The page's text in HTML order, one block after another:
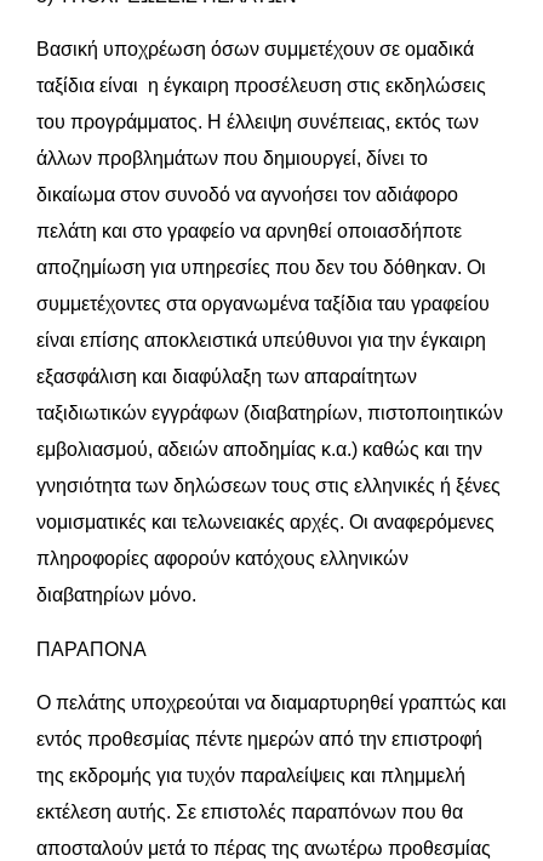
Βασική υποχρέωση όσων συμμετέχουν σε ομαδικά
ταξίδια είναι η έγκαιρη προσέλευση στις εκδηλώσεις
του προγράμματος. Η έλλειψη συνέπειας, εκτός των
άλλων προβλημάτων που δημιουργεί, δίνει το
δικαίωμα στον συνοδό να αγνοήσει τον αδιάφορο
πελάτη και στο γραφείο να αρνηθεί οποιασδήποτε
αποζημίωση για υπηρεσίες που δεν του δόθηκαν. Οι
συμμετέχοντες στα οργανωμένα ταξίδια ταυ γραφείου
είναι επίσης αποκλειστικά υπεύθυνοι για την έγκαιρη
εξασφάλιση και διαφύλαξη των απαραίτητων
ταξιδιωτικών εγγράφων (διαβατηρίων, πιστοποιητικών
εμβολιασμού, αδειών αποδημίας κ.α.) καθώς και την
γνησιότητα των δηλώσεων τους στις ελληνικές ή ξένες
νομισματικές και τελωνειακές αρχές. Οι αναφερόμενες
πληροφορίες αφορούν κατόχους ελληνικών
διαβατηρίων μόνο.
ΠΑΡΑΠΟΝΑ
Ο πελάτης υποχρεούται να διαμαρτυρηθεί γραπτώς και
εντός προθεσμίας πέντε ημερών από την επιστροφή
της εκδρομής για τυχόν παραλείψεις και πλημμελή
εκτέλεση αυτής. Σε επιστολές παραπόνων που θα
αποσταλούν μετά το πέρας της ανωτέρω προθεσμίας